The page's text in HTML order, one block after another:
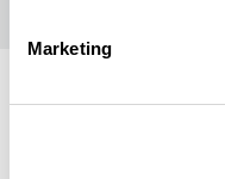
Marketing
Estilo de vida